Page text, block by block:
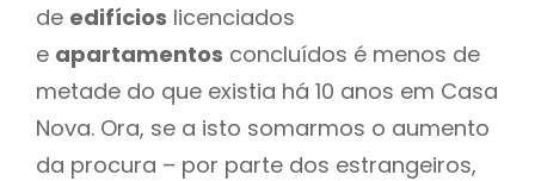
de edifícios licenciados
e apartamentos concluídos é menos de
metade do que existia há 10 anos em Casa
Nova. Ora, se a isto somarmos o aumento
da procura – por parte dos estrangeiros,